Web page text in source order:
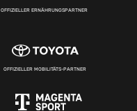
OFFIZIELLER ERNÄHRUNGSPARTNER
OFFIZIELLER MOBILITÄTS-PARTNER